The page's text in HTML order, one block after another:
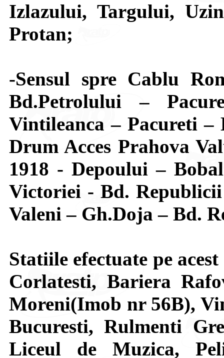
Izlazului, Targului,
Protan;
-Sensul spre Cablu
Bd.Petrolului –
Vintileanca – Pacureti –
Drum Acces Prahova
1918 - Depoului –
Victoriei - Bd.
Valeni – Gh.Doja – Bd.
Statiile efectuate pe
Corlatesti, Bariera
Moreni(Imob nr 56B),
Bucuresti, Rulmenti
Liceul de Muzica,